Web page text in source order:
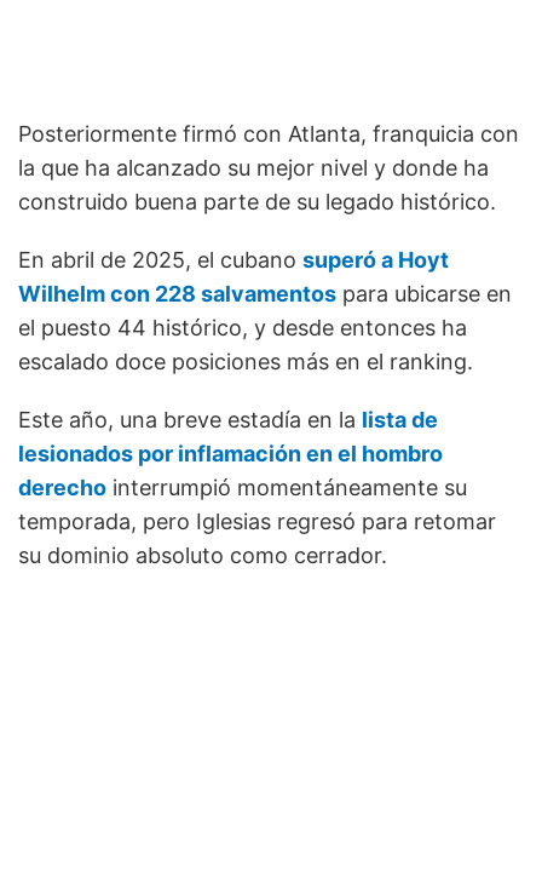
Posteriormente firmó con Atlanta, franquicia con
la que ha alcanzado su mejor nivel y donde ha
construido buena parte de su legado histórico.
En abril de 2025, el cubano superó a Hoyt
Wilhelm con 228 salvamentos para ubicarse en
el puesto 44 histórico, y desde entonces ha
escalado doce posiciones más en el ranking.
Este año, una breve estadía en la lista de
lesionados por inflamación en el hombro
derecho interrumpió momentáneamente su
temporada, pero Iglesias regresó para retomar
su dominio absoluto como cerrador.